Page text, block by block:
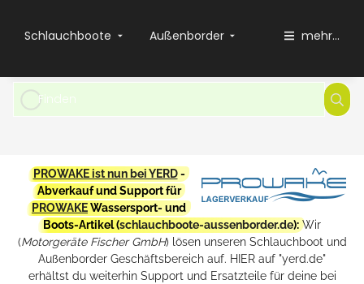
Schlauchboote Außenborder mehr...
PROWAKE ist nun bei YERD-
Abverkauf und Support für
PROWAKEWassersport- und
Boots-Artikel (schlauchboote-aussenborder.de): Wir
(Motorgeräte Fischer GmbH) lösen unseren Schlauchboot und
Außenborder Geschäftsbereich auf. HIER auf "yerd.de"
erhältst du weiterhin Support und Ersatzteile für deine bei